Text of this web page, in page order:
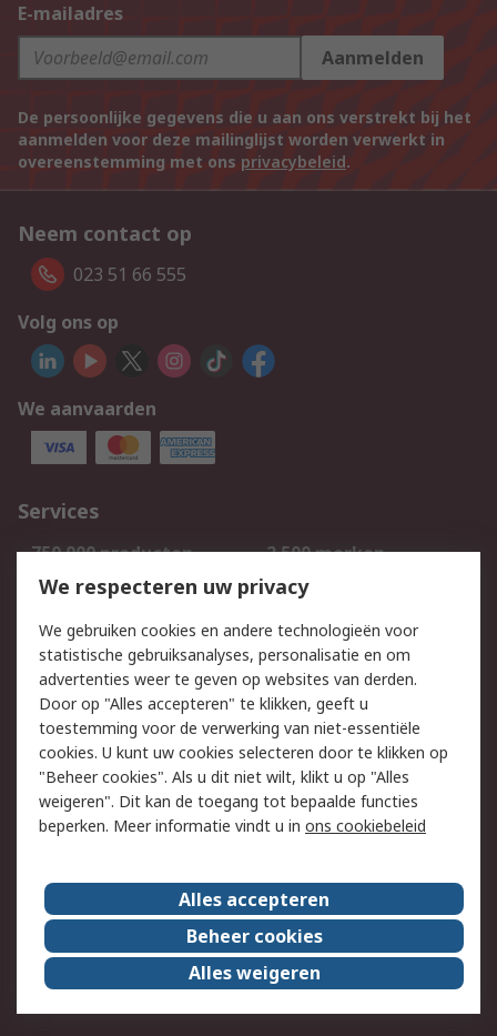
E-mailadres
Aanmelden
De persoonlijke gegevens die u aan ons verstrekt bij het
aanmelden voor deze mailinglijst worden verwerkt in
overeenstemming met ons privacybeleid.
Neem contact op
023 51 66 555
Volg ons op
We aanvaarden
Services
750.000 producten
2.500 merken
Bestellen
Inkoopoplossingen
Track & Trace
Wettelijk
Cookiebeleid
Email veiligheid
Privacybeleid
Websitevoorwaarden
Algemene
verkoopvoorwaarden
Over RS
RS Group
Over ons
RS wereldwijd
Werken bij RS
ESG
We respecteren uw privacy
We gebruiken cookies en andere technologieën voor
statistische gebruiksanalyses, personalisatie en om
advertenties weer te geven op websites van derden.
Door op "Alles accepteren" te klikken, geeft u
toestemming voor de verwerking van niet-essentiële
cookies. U kunt uw cookies selecteren door te klikken op
"Beheer cookies". Als u dit niet wilt, klikt u op "Alles
weigeren". Dit kan de toegang tot bepaalde functies
beperken. Meer informatie vindt u in ons cookiebeleid
Alles accepteren
Beheer cookies
Alles weigeren